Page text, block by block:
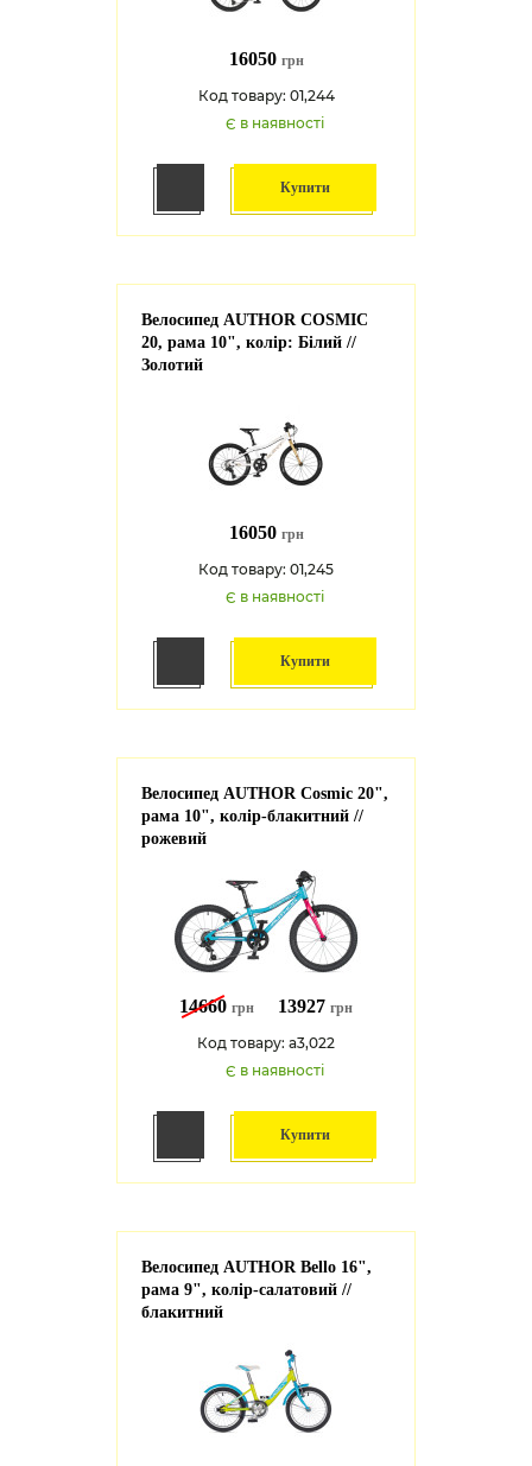
16050 грн
Код товару: 01,244
Є в наявності
Купити
Велосипед AUTHOR COSMIC
20, рама 10", колір: Білий //
Золотий
16050 грн
Код товару: 01,245
Є в наявності
Купити
Велосипед AUTHOR Cosmic 20",
рама 10", колір-блакитний //
рожевий
14660 грн 13927 грн
Код товару: a3,022
Є в наявності
Купити
Велосипед AUTHOR Bello 16",
рама 9", колір-салатовий //
блакитний